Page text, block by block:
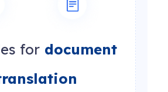
for document